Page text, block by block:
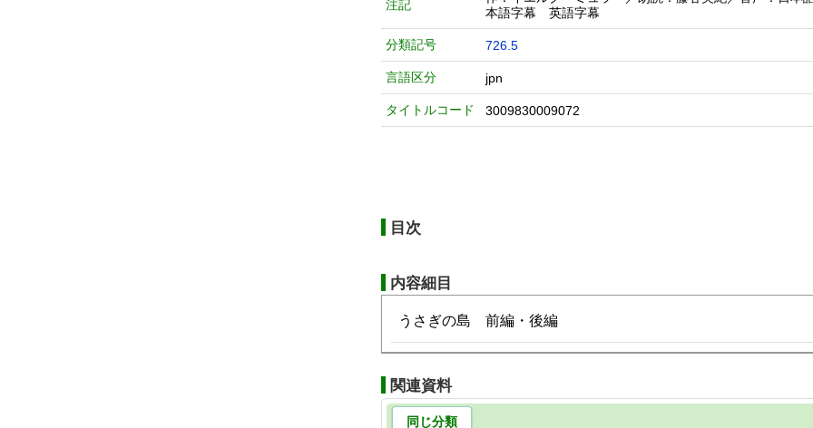
注記
本語字幕 英語字幕
分類記号 726.5
言語区分 jpn
タイトルコード 3009830009072
目次
内容細目
うさぎの島 前編・後編
関連資料
同じ分類